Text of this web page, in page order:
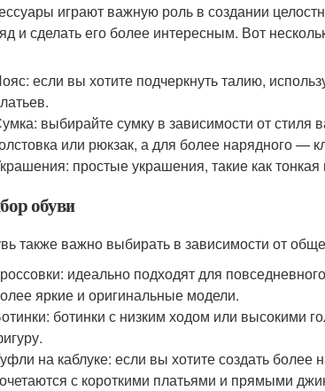
играют важную роль в создании
и сделать его более интересным. Вот
если вы хотите подчеркнуть талию,
выбирайте сумку в зависимости от стиля
или рюкзак, а для более нарядного —
простые украшения, такие как
обуви
также важно выбирать в зависимости от
идеально подходят для
яркие и оригинальные модели.
ботинки с низким ходом или высокими
на каблуке: если вы хотите создать
с короткими платьями и прямыми